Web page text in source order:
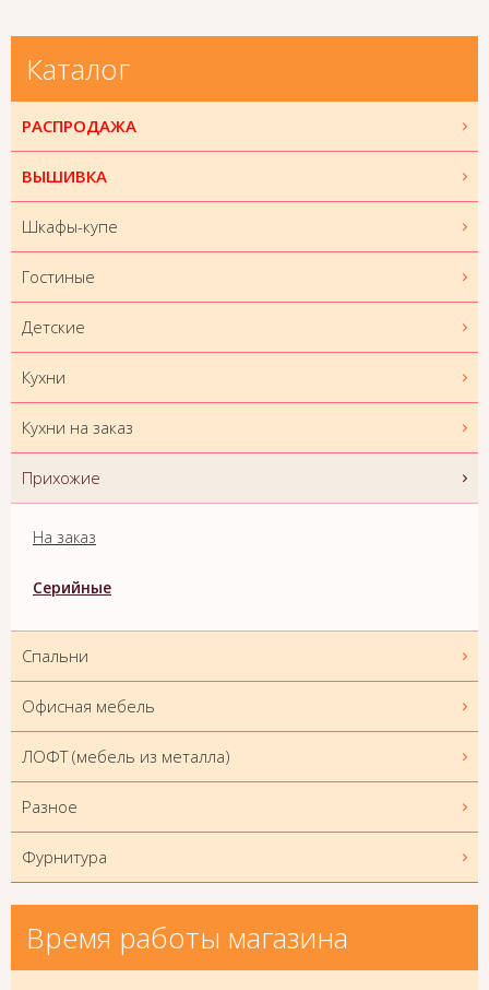
Каталог
РАСПРОДАЖА
ВЫШИВКА
Шкафы-купе
Гостиные
Детские
Кухни
Кухни на заказ
Прихожие
На заказ
Серийные
Спальни
Офисная мебель
ЛОФТ (мебель из металла)
Разное
Фурнитура
Время работы магазина